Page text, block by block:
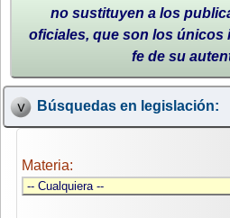
no sustituyen a los
oficiales, que son los únicos
fe de su
Búsquedas en legislación:
Materia: